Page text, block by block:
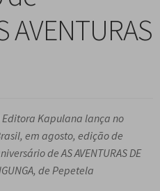
u
d
d
e
n
e
m
d
e
s
c
n
u
d
e
a
m
e
n
u
AVENTURAS
Editora Kapulana lança no
em agosto, edição de
de AS AVENTURAS DE
de Pepetela